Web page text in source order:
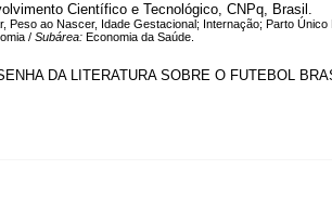
Científico e Tecnológico, CNPq, Brasil.
Peso ao Nascer, Idade Gestacional; Internação; Parto Único
/ Subárea: Economia da Saúde.
DA LITERATURA SOBRE O FUTEBOL